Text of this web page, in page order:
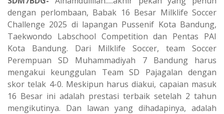
dengan perlombaan, Babak 16 Besar Milklife Soccer
Challenge 2025 di lapangan Pussenif Kota Bandung,
Taekwondo Labschool Competition dan Pentas PAI
Kota Bandung. Dari Milklife Soccer, team Soccer
Perempuan SD Muhammadiyah 7 Bandung harus
mengakui keunggulan Team SD Pajagalan dengan
skor telak 4-0. Meskipun harus diakui, capaian masuk
16 Besar ini adalah prestasi terbaik setelah 2 tahun
mengikutinya. Dan lawan yang dihadapinya, adalah